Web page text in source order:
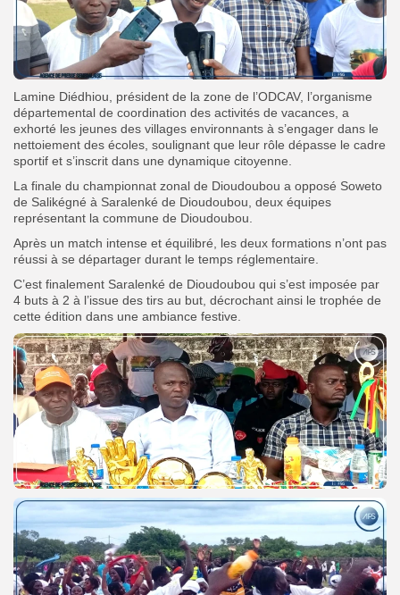
Lamine Diédhiou, président de la zone de l’ODCAV, l’organisme
départemental de coordination des activités de vacances, a
exhorté les jeunes des villages environnants à s’engager dans le
nettoiement des écoles, soulignant que leur rôle dépasse le cadre
sportif et s’inscrit dans une dynamique citoyenne.
La finale du championnat zonal de Dioudoubou a opposé Soweto
de Salikégné à Saralenké de Dioudoubou, deux équipes
représentant la commune de Dioudoubou.
Après un match intense et équilibré, les deux formations n’ont pas
réussi à se départager durant le temps réglementaire.
C’est finalement Saralenké de Dioudoubou qui s’est imposée par
4 buts à 2 à l’issue des tirs au but, décrochant ainsi le trophée de
cette édition dans une ambiance festive.